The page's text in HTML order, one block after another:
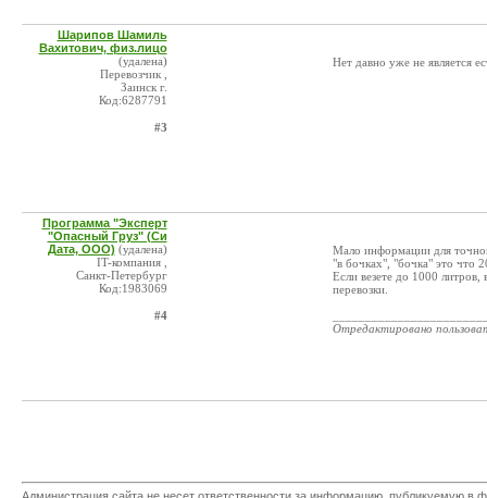
Шарипов Шамиль
Вахитович, физ.лицо
(удалена)
Перевозчик ,
Заинск г.
Код:6287791
#3
Нет давно уже не является
Программа "Эксперт
"Опасный Груз" (Си
Дата, ООО) (удалена)
IT-компания ,
Санкт-Петербург
Код:1983069
#4
Мало информации для
"в бочках", "бочка" это что
Если везете до 1000
перевозки.
Отредактировано